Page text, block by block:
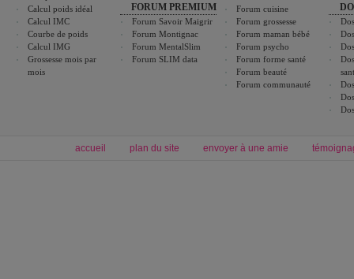
Calcul poids idéal
Calcul IMC
Courbe de poids
Calcul IMG
Grossesse mois par
mois
FORUM PREMIUM
Forum Savoir Maigrir
Forum Montignac
Forum MentalSlim
Forum SLIM data
Forum cuisine
Forum grossesse
Forum maman bébé
Forum psycho
Forum forme santé
Forum beauté
Forum communauté
accueil plan du site envoyer à une amie